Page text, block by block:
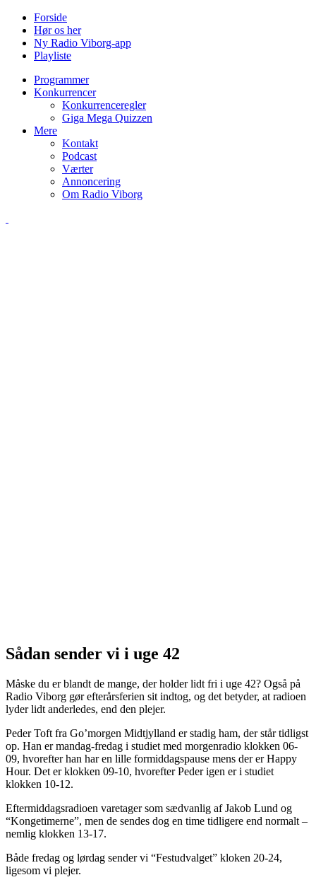
Forside
Hør os her
Ny Radio Viborg-app
Playliste
Programmer
Konkurrencer
Konkurrenceregler
Giga Mega Quizzen
Mere
Kontakt
Podcast
Værter
Annoncering
Om Radio Viborg
Sådan sender vi i uge 42
Måske du er blandt de mange, der holder lidt fri i uge 42? Også på
Radio Viborg gør efterårsferien sit indtog, og det betyder, at radioen
lyder lidt anderledes, end den plejer.
Peder Toft fra Go’morgen Midtjylland er stadig ham, der står tidligst
op. Han er mandag-fredag i studiet med morgenradio klokken 06-
09, hvorefter han har en lille formiddagspause mens der er Happy
Hour. Det er klokken 09-10, hvorefter Peder igen er i studiet
klokken 10-12.
Eftermiddagsradioen varetager som sædvanlig af Jakob Lund og
“Kongetimerne”, men de sendes dog en time tidligere end normalt –
nemlig klokken 13-17.
Både fredag og lørdag sender vi “Festudvalget” kloken 20-24,
ligesom vi plejer.